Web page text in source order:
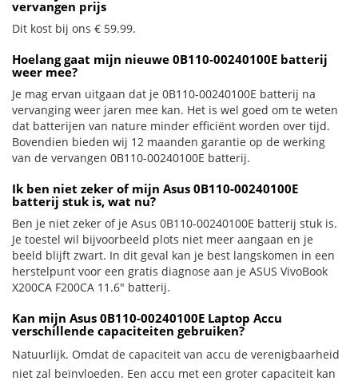
vervangen prijs
Dit kost bij ons € 59.99.
Hoelang gaat mijn nieuwe 0B110-00240100E batterij
weer mee?
Je mag ervan uitgaan dat je 0B110-00240100E batterij na
vervanging weer jaren mee kan. Het is wel goed om te weten
dat batterijen van nature minder efficiënt worden over tijd.
Bovendien bieden wij 12 maanden garantie op de werking
van de vervangen 0B110-00240100E batterij.
Ik ben niet zeker of mijn Asus 0B110-00240100E
batterij stuk is, wat nu?
Ben je niet zeker of je Asus 0B110-00240100E batterij stuk is.
Je toestel wil bijvoorbeeld plots niet meer aangaan en je
beeld blijft zwart. In dit geval kan je best langskomen in een
herstelpunt voor een gratis diagnose aan je ASUS VivoBook
X200CA F200CA 11.6" batterij.
Kan mijn Asus 0B110-00240100E Laptop Accu
verschillende capaciteiten gebruiken?
Natuurlijk. Omdat de capaciteit van accu de verenigbaarheid
niet zal beïnvloeden. Een accu met een groter capaciteit kan